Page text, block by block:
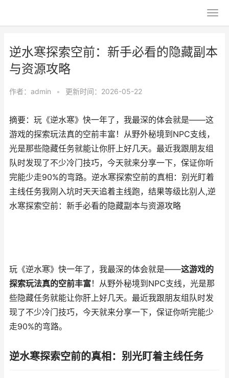
逆水寒探索空前：新手必看的隐藏副本
与资源攻略
作者： admin • 更新时间：2026-05-22
摘要：玩《逆水寒》快一年了，我最深的体会就是——这
游戏的探索玩法真的空前丰富！从野外秘境到NPC支线，
光是那些隐藏任务就能让你肝上好几天。最近我跟朋友组
队时发现了不少冷门技巧，今天就来分享一下，保证你听
完能少走90%的弯路。逆水寒探索空前的真相：别光盯着
主线任务我刚入坑时天天追着主线跑，结果等级比别人,逆
水寒探索空前：新手必看的隐藏副本与资源攻略
玩《逆水寒》快一年了，我最深的体会就是——这游戏的
探索玩法真的空前丰富！从野外秘境到NPC支线，光是那
些隐藏任务就能让你肝上好几天。最近我跟朋友组队时发
现了不少冷门技巧，今天就来分享一下，保证你听完能少
走90%的弯路。
逆水寒探索空前的真相：别光盯着主线任务